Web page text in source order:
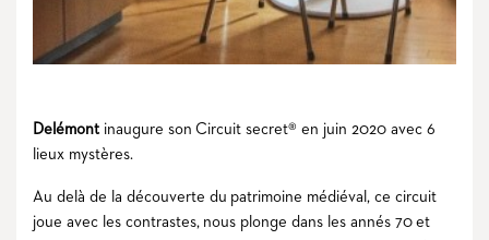
Delémont inaugure son Circuit secret® en juin 2020 avec 6
lieux mystères.
Au delà de la découverte du patrimoine médiéval, ce circuit
joue avec les contrastes, nous plonge dans les annés 70 et